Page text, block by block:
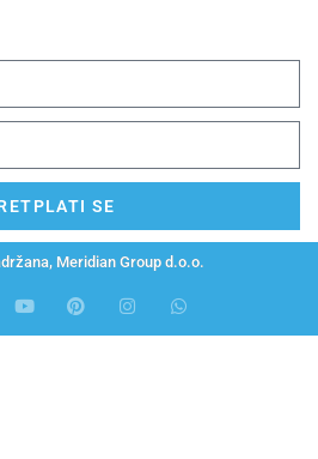
SE
Meridian Group d.o.o.